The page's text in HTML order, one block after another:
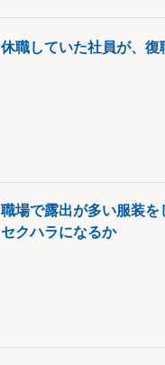
休職していた社員が、復
職場で露出が多い服装
セクハラになるか